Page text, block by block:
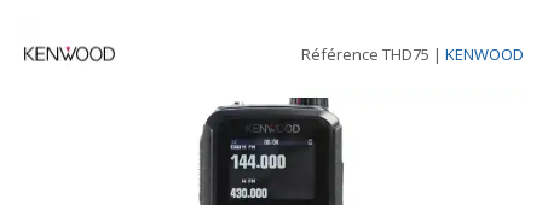
Référence THD75 | KENWOOD